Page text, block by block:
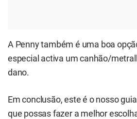
A Penny também é uma boa
especial activa um canhão/
dano.
Em conclusão, este é o nosso
que possas fazer a melhor